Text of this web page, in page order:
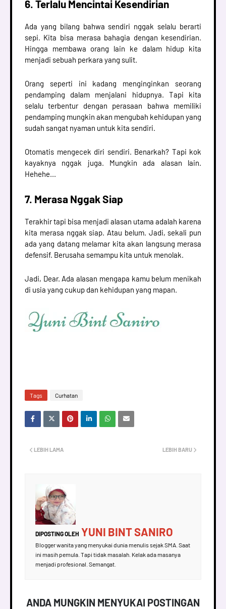
6. Terlalu Mencintai Kesendirian
Ada yang bilang bahwa sendiri nggak selalu berarti
sepi. Kita bisa merasa bahagia dengan kesendirian.
Hingga membawa orang lain ke dalam hidup kita
menjadi sebuah perkara yang sulit.
Orang seperti ini kadang menginginkan seorang
pendamping dalam menjalani hidupnya. Tapi kita
selalu terbentur dengan perasaan bahwa memiliki
pendamping mungkin akan mengubah kehidupan yang
sudah sangat nyaman untuk kita sendiri.
Otomatis mengecek diri sendiri. Benarkah? Tapi kok
kayaknya nggak juga. Mungkin ada alasan lain.
Hehehe...
7. Merasa Nggak Siap
Terakhir tapi bisa menjadi alasan utama adalah karena
kita merasa nggak siap. Atau belum. Jadi, sekali pun
ada yang datang melamar kita akan langsung merasa
defensif. Berusaha semampu kita untuk menolak.
Jadi, Dear. Ada alasan mengapa kamu belum menikah
di usia yang cukup dan kehidupan yang mapan.
Tags Curhatan
LEBIH BARU
LEBIH LAMA
DIPOSTING OLEH YUNI BINT SANIRO
Blogger wanita yang menyukai dunia menulis sejak SMA. Saat
ini masih pemula. Tapi tidak masalah. Kelak ada masanya
menjadi profesional. Semangat.
ANDA MUNGKIN MENYUKAI POSTINGAN